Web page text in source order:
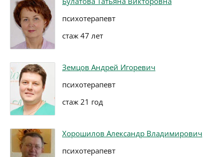
психотерапевт
стаж 47 лет
Земцов Андрей Игоревич
психотерапевт
стаж 21 год
Хорошилов Александр Владимирович
психотерапевт